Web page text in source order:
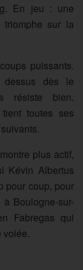
En jeu : une
triomphe sur la
puissants.
dessus dès le
résiste bien.
toutes ses
plus actif,
Kévin Albertus
pour coup, pour
Boulogne-sur-
Fabregas qui
volée.